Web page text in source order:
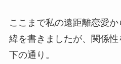
ここまで私の遠距離恋愛
緯を書きましたが、関係
下の通り。